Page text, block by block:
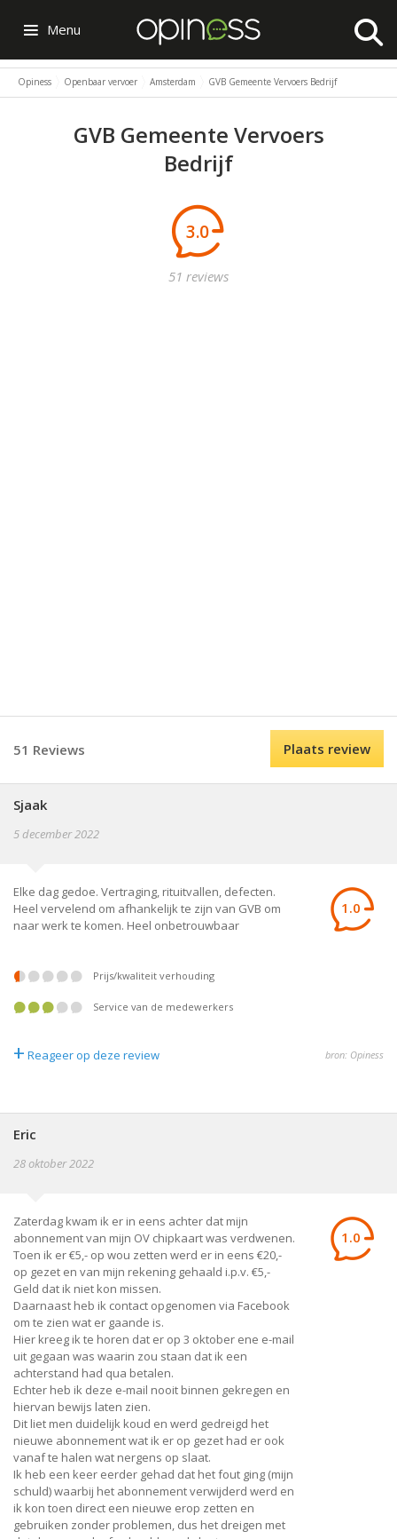
Menu
Opiness Openbaar vervoer Amsterdam GVB Gemeente Vervoers Bedrijf
GVB Gemeente Vervoers
Bedrijf
3.0
51 reviews
51 Reviews Plaats review
Sjaak
5 december 2022
Elke dag gedoe. Vertraging, rituitvallen, defecten.
Heel vervelend om afhankelijk te zijn van GVB om
naar werk te komen. Heel onbetrouwbaar
1.0
prijs/kwaliteit verhouding
service van de medewerkers
+ Reageer op deze review bron: Opiness
Eric
28 oktober 2022
Zaterdag kwam ik er in eens achter dat mijn
abonnement van mijn OV chipkaart was verdwenen.
Toen ik er €5,- op wou zetten werd er in eens €20,-
op gezet en van mijn rekening gehaald i.p.v. €5,-
Geld dat ik niet kon missen.
Daarnaast heb ik contact opgenomen via Facebook
om te zien wat er gaande is.
Hier kreeg ik te horen dat er op 3 oktober ene e-mail
uit gegaan was waarin zou staan dat ik een
achterstand had qua betalen.
Echter heb ik deze e-mail nooit binnen gekregen en
hiervan bewijs laten zien.
Dit liet men duidelijk koud en werd gedreigd het
nieuwe abonnement wat ik er op gezet had er ook
vanaf te halen wat nergens op slaat.
Ik heb een keer eerder gehad dat het fout ging (mijn
schuld) waarbij het abonnement verwijderd werd en
ik kon toen direct een nieuwe erop zetten en
gebruiken zonder problemen, dus het dreigen met
1.0